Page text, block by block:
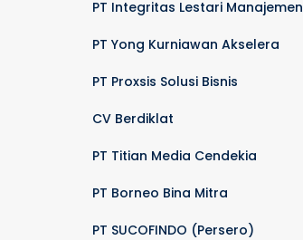
PT Integritas Lestari Manajemen
PT Yong Kurniawan Akselera
PT Proxsis Solusi Bisnis
CV Berdiklat
PT Titian Media Cendekia
PT Borneo Bina Mitra
PT SUCOFINDO (Persero)